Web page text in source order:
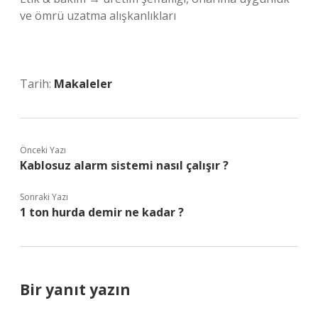
ve ömrü uzatma alışkanlıkları
Tarih: Makaleler
Önceki Yazı
Kablosuz alarm sistemi nasıl çalışır ?
Sonraki Yazı
1 ton hurda demir ne kadar ?
Bir yanıt yazın